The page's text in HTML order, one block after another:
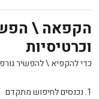
הקפאה \
וכרטיסיות
כדי להקפיא \ להפשיר
1. נכנסים לחיפוש מתקדם